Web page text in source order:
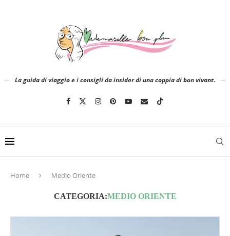
La guida di viaggio e i consigli da insider di una coppia di bon vivant.
Home Medio Oriente
CATEGORIA:MEDIO ORIENTE